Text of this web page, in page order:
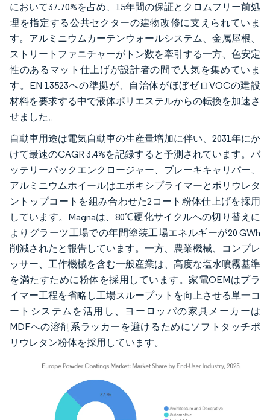
において37.70%を占め、15年間の保証とクロムフリー前処
理を指定する公共セクターの建物改修に支えられていま
す。アルミニウムカーテンウォールシステム、金属屋根、
ストリートファニチャーがトン数を牽引する一方、色安定
性のあるマット仕上げが設計者の間で人気を集めていま
す。EN 13523への準拠が、自治体がほぼゼロVOCの建設
材料を要求する中で液体ポリエステルからの転換を加速さ
せました。
自動車用途は電気自動車の生産量増加に伴い、2031年にか
けて最速のCAGR 3.4%を記録すると予測されています。バ
ッテリーパックエンクロージャー、ブレーキキャリパー、
アルミニウムホイールはエポキシプライマーとポリウレタ
ントップコートを組み合わせた2コート粉体仕上げを採用
しています。Magnaは、80℃硬化サイクルへの切り替えに
よりグラーツ工場での年間塗装工場エネルギーが20 GWh
削減されたと報告しています。一方、農業機械、コンプレ
ッサー、工作機械を含む一般産業は、高度な塩水噴霧基準
を満たすために粉体を採用しています。家電OEMはプラ
イマー工程を省略し工場スループットを向上させる単一コ
ートシステムを活用し、ヨーロッパの家具メーカーは
MDFへの溶剤系ラッカーを避けるためにソフトタッチポ
リウレタン粉体を採用しています。